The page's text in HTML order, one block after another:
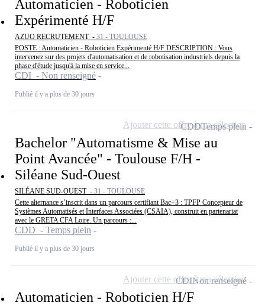
Automaticien - Roboticien
Expérimenté H/F
AZUO RECRUTEMENT - 31 - TOULOUSE
POSTE : Automaticien - Roboticien Expérimenté H/F DESCRIPTION : Vous
intervenez sur des projets d'automatisation et de robotisation industriels depuis la
phase d'étude jusqu'à la mise en service...
CDI - Non renseigné
Publié il y a plus de 30 jours
Bachelor "Automatisme & Mise au
Point Avancée" - Toulouse F/H -
Siléane Sud-Ouest
SILÉANE SUD-OUEST - 31 - TOULOUSE
Cette alternance s’inscrit dans un parcours certifiant Bac+3 : TPFP Concepteur de
Systèmes Automatisés et Interfaces Associées (CSAIA), construit en partenariat
avec le GRETA CFA Loire. Un parcours :...
CDD - Temps plein
Publié il y a plus de 30 jours
CDDTemps plein
Ajouter cette offre à ma sélection
Automaticien - Roboticien H/F
CDINon renseigné
Ajouter cette offre à ma sélection